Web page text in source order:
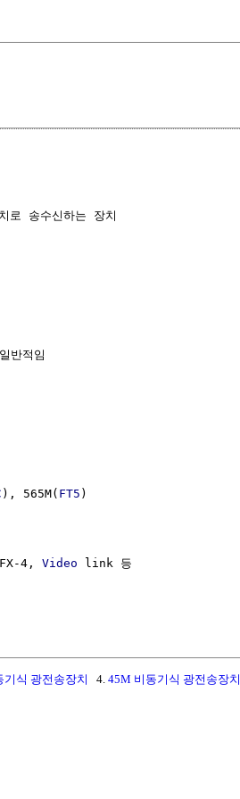
로 송수신하는 장치
반적임
), 565M( FT5 )
4,
Video link 등
기식 광전송장치 4. 45M 비동기식 광전송장치